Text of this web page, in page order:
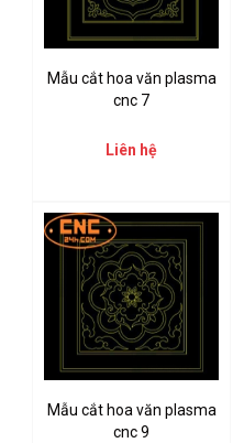
Mẫu cắt hoa văn plasma
cnc 7
Liên hệ
Mẫu cắt hoa văn plasma
cnc 9